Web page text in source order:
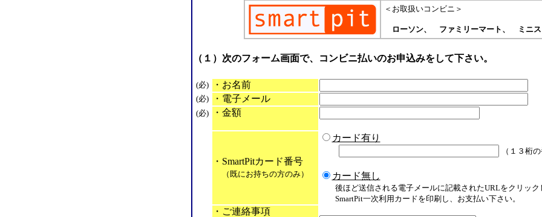
＜お取扱いコンビニ＞
ローソン、 ファミリーマート、 ミニス
（１）次のフォーム画面で、コンビニ払いのお申込みをして下さい。
(必) ・お名前
(必) ・電子メール
(必) ・金額
・SmartPitカード番号
（既にお持ちの方のみ）
カード有り
（１３桁
カード無し
後ほど送信される電子メールに記載されたURLをクリック
SmartPit一次利用カードを印刷し、お支払い下さい。
・ご連絡事項